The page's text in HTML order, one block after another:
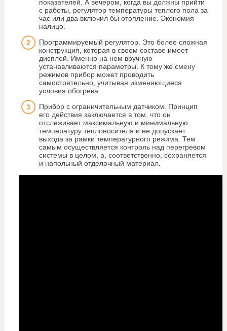
показателей. А вечером, когда вы должны прийти
с работы, регулятор температуры теплого пола за
час или два включил бы отопление. Экономия
налицо.
Программируемый регулятор. Это более сложная
конструкция, которая в своем составе имеет
дисплей. Именно на нем вручную
устанавливаются параметры. К тому же смену
режимов прибор может проводить
самостоятельно, учитывая изменяющиеся
условия обогрева.
Прибор с ограничительным датчиком. Принцип
его действия заключается в том, что он
отслеживает максимальную и минимальную
температуру теплоносителя и не допускает
выхода за рамки температурного режима. Тем
самым осуществляется контроль над перегревом
системы в целом, а, соответственно, сохраняется
и напольный отделочный материал.